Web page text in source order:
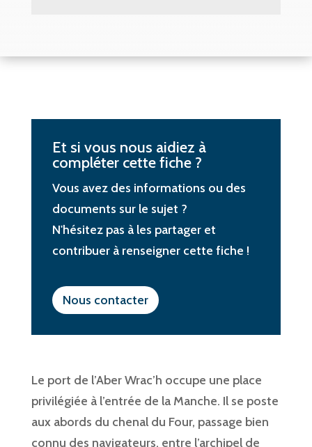
Et si vous nous aidiez à
compléter cette fiche ?
Vous avez des informations ou des
documents sur le sujet ?
N'hésitez pas à les partager et
contribuer à renseigner cette fiche !
Nous contacter
Le port de l’Aber Wrac’h occupe une place
privilégiée à l’entrée de la Manche. Il se poste
aux abords du chenal du Four, passage bien
connu des navigateurs, entre l’archipel de